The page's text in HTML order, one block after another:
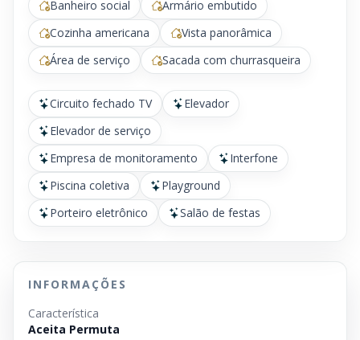
Banheiro social
Armário embutido
Cozinha americana
Vista panorâmica
Área de serviço
Sacada com churrasqueira
Circuito fechado TV
Elevador
Elevador de serviço
Empresa de monitoramento
Interfone
Piscina coletiva
Playground
Porteiro eletrônico
Salão de festas
INFORMAÇÕES
Característica
Aceita Permuta